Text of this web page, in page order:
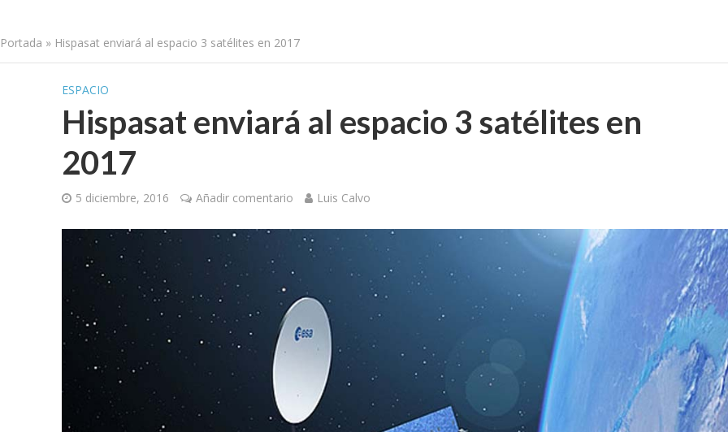
Portada » Hispasat enviará al espacio 3 satélites en 2017
ESPACIO
Hispasat enviará al espacio 3 satélites en
2017
5 diciembre, 2016 Añadir comentario Luis Calvo